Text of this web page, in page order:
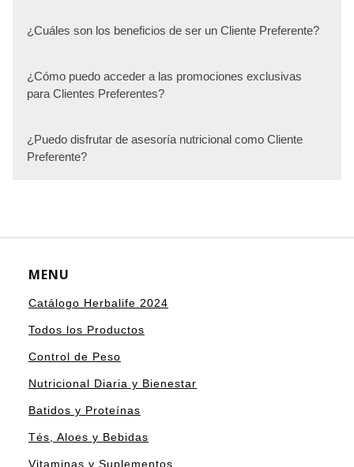
¿Cuáles son los beneficios de ser un Cliente Preferente?
¿Cómo puedo acceder a las promociones exclusivas
para Clientes Preferentes?
¿Puedo disfrutar de asesoría nutricional como Cliente
Preferente?
MENU
Catálogo Herbalife 2024
Todos los Productos
Control de Peso
Nutricional Diaria y Bienestar
Batidos y Proteínas
Tés, Aloes y Bebidas
Vitaminas y Suplementos